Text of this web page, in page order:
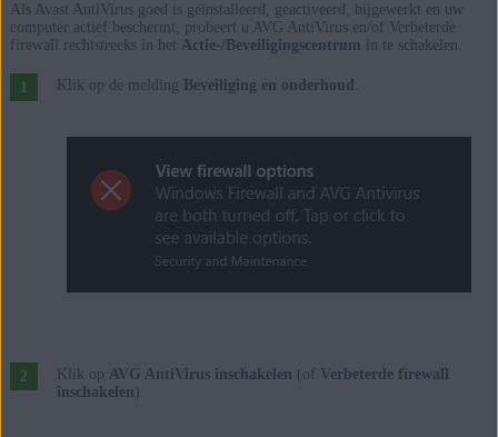
Als Avast AntiVirus goed is geïnstalleerd, geactiveerd, bijgewerkt en uw
computer actief beschermt, probeert u AVG AntiVirus en/of Verbeterde
firewall rechtstreeks in het Actie-/Beveiligingscentrum in te schakelen.
Klik op de melding Beveiliging en onderhoud .
Klik op AVG AntiVirus inschakelen (of Verbeterde firewall
inschakelen ).